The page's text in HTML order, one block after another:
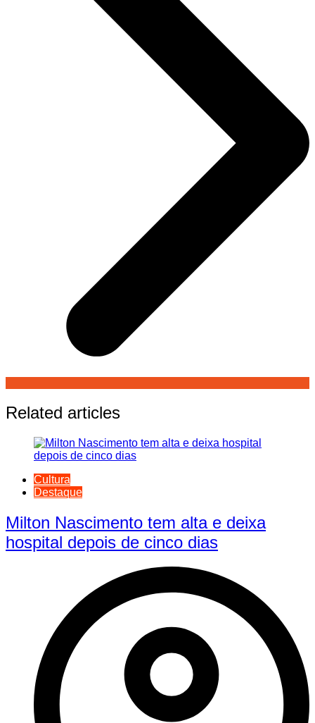
Related articles
Cultura
Destaque
Milton Nascimento tem alta e deixa
hospital depois de cinco dias